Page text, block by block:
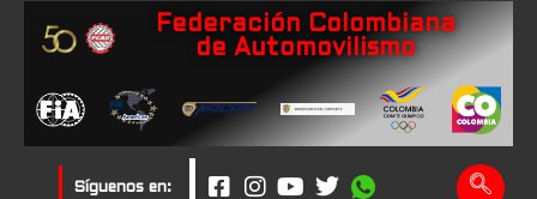
Federación Colombiana
de Automovilismo
Síguenos en: